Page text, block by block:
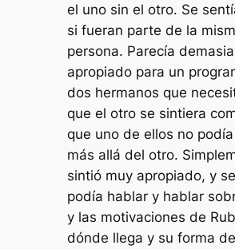
el uno sin el otro. Se
si fueran parte de la
persona. Parecía
apropiado para un
dos hermanos que
que el otro se sintiera
que uno de ellos no
más allá del otro.
sintió muy apropiado, y
podía hablar y hablar
y las motivaciones de
dónde llega y su forma